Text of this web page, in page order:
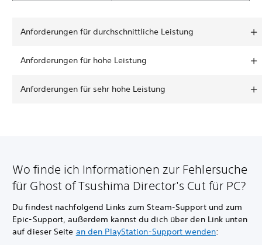
Anforderungen für durchschnittliche Leistung
Anforderungen für hohe Leistung
Anforderungen für sehr hohe Leistung
Wo finde ich Informationen zur Fehlersuche
für Ghost of Tsushima Director's Cut für PC?
Du findest nachfolgend Links zum Steam-Support und zum
Epic-Support, außerdem kannst du dich über den Link unten
auf dieser Seite an den PlayStation-Support wenden: